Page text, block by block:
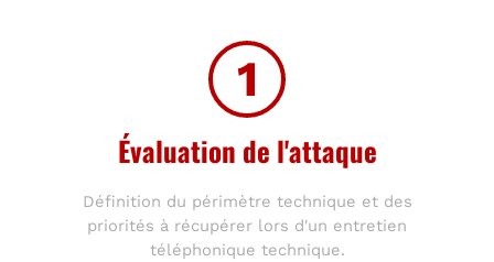
1
Évaluation de l'attaque
Définition du périmètre technique et des
priorités à récupérer lors d'un entretien
téléphonique technique.